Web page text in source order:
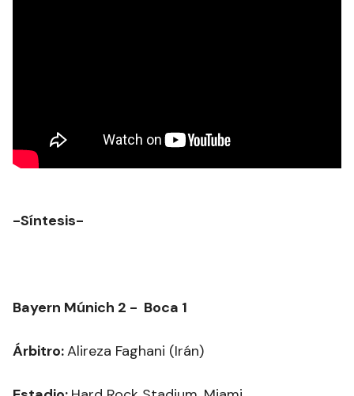
-Síntesis-
Bayern Múnich 2 - Boca 1
Árbitro:Alireza Faghani (Irán)